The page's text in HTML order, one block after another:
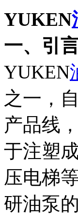
YUKEN
一、引
YUKEN
之一，
产品线
于注塑
压电梯
研油泵